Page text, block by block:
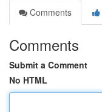
Comments
Comments
Submit a Comment
No HTML